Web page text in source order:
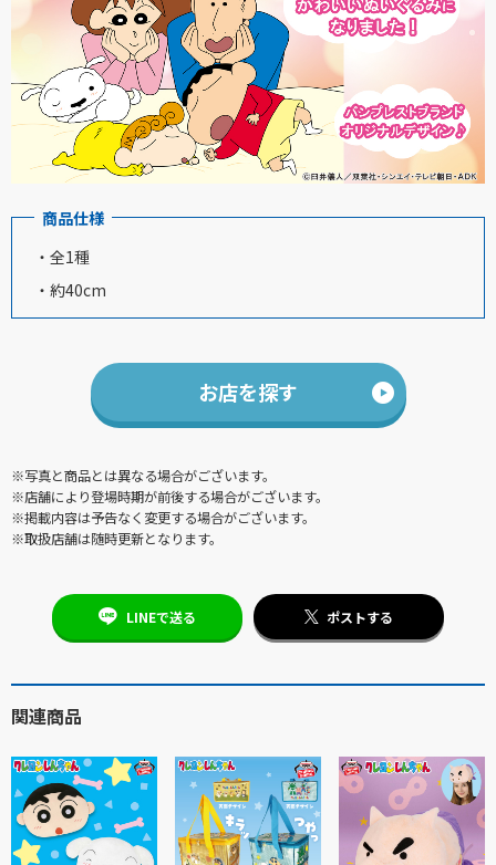
商品仕様
・全1種
・約40cm
お店を探す
※写真と商品とは異なる場合がございます。
※店舗により登場時期が前後する場合がございます。
※掲載内容は予告なく変更する場合がございます。
※取扱店舗は随時更新となります。
LINEで送る ポストする
関連商品